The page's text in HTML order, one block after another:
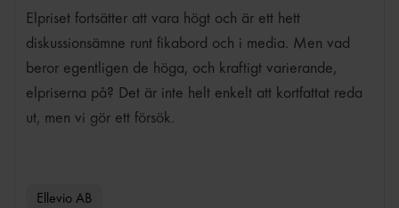
Elpriset fortsätter att vara högt och är ett hett
diskussionsämne runt fikabord och i media. Men vad
beror egentligen de höga, och kraftigt varierande,
elpriserna på? Det är inte helt enkelt att kortfattat reda
ut, men vi gör ett försök.
Ellevio AB